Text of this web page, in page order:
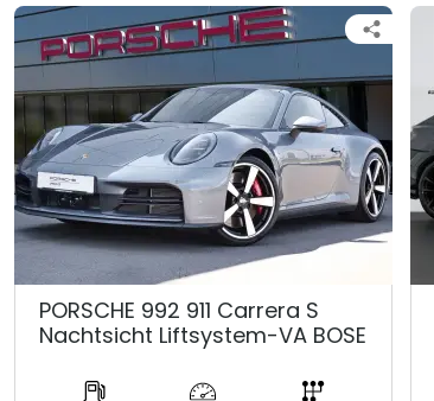
PORSCHE 992 911 Carrera S
Nachtsicht Liftsystem-VA BOSE